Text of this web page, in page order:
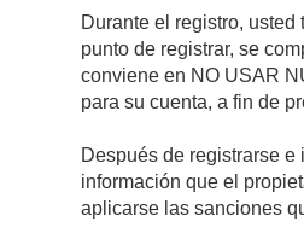
Durante el registro,
punto de registrar, se
conviene en NO USAR
para su cuenta, a fin de
Después de registrarse
información que el
aplicarse las sanciones